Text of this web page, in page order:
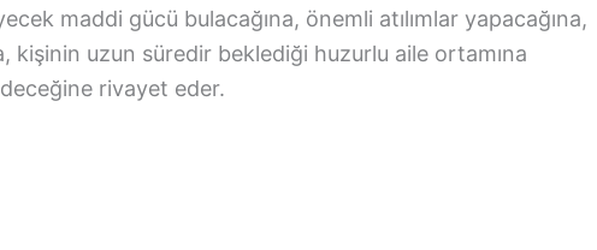
maddi gücü bulacağına, önemli atılımlar yapacağına,
kişinin uzun süredir beklediği huzurlu aile ortamına
rivayet eder.